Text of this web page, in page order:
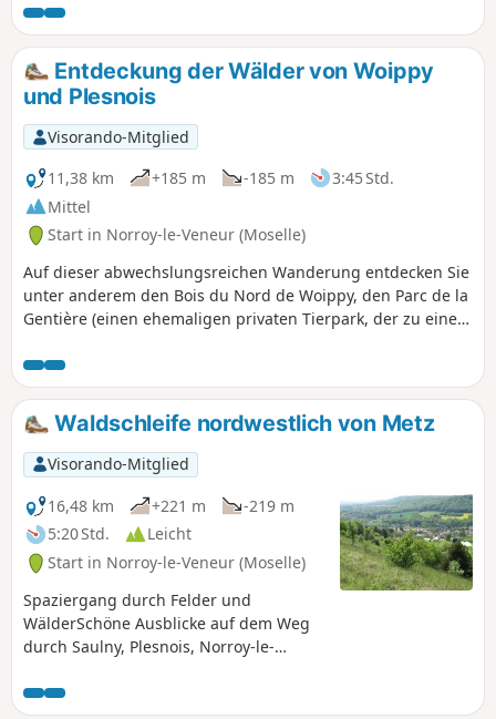
werden, indem man dem Kanal entweder in Richtung
Norden oder Süden folgt. Dieser Treidelpfad bietet uns
viele Kilometer, die wir in aller Sicherheit zurücklegen
können.Entdeckung der Wälder von Woippy
und Plesnois
Visorando-Mitglied
11,38 km
+185 m -185 m
3:45 Std.
Mittel
Start in Norroy-le-Veneur (Moselle)
Auf dieser abwechslungsreichen Wanderung entdecken Sie
unter anderem den Bois du Nord de Woippy, den Parc de la
Gentière (einen ehemaligen privaten Tierpark, der zu einem
Blick auf Saulny oder auch einen sehr schönen Abstieg
durch den Bois de Plesnois.
Waldschleife nordwestlich von Metz
Visorando-Mitglied
16,48 km
+221 m
-219 m
5:20 Std.
Leicht
Start in Norroy-le-Veneur (Moselle)
Spaziergang durch Felder und
WälderSchöne Ausblicke auf dem Weg
durch Saulny, Plesnois, Norroy-le-